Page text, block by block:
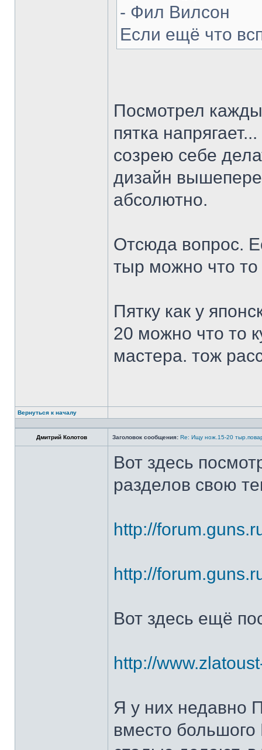
- Фил Вилсон
Если ещё что
Посмотрел
пятка
созрею себе
дизайн
абсолютно.
Отсюда вопрос.
тыр можно что
Пятку как у
20 можно что то
мастера. тож
Вернуться к началу
Дмитрий Колотов Заголовок сообщения: Re: Ищу нож.15-20
Вот здесь
разделов свою
http://
http://
Вот здесь ещё
http://
Я у них недавно
вместо